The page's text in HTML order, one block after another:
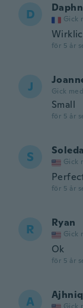
D Gick
för 5 år
J Gick
Small
för 5 år
S Gick
för 5 år
R Ryan
Gick
Ok
för 5 år
A